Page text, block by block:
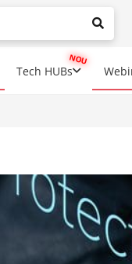
autocomplete results
Tech HUBs